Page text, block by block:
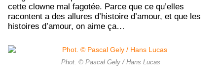
cette clowne mal fagotée. Parce que ce qu’elles
racontent a des allures d’histoire d’amour, et que les
histoires d’amour, on aime ça…
Phot. © Pascal Gely / Hans Lucas